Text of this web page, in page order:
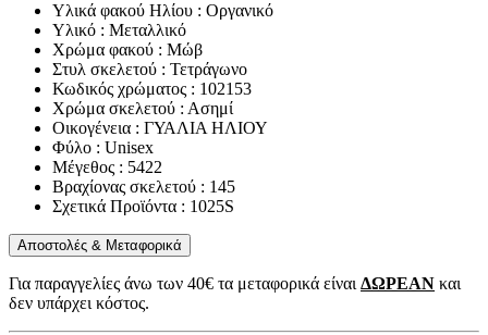
Υλικά φακού Ηλίου : Οργανικό
Υλικό : Μεταλλικό
Χρώμα φακού : Μώβ
Στυλ σκελετού : Τετράγωνο
Κωδικός χρώματος : 102153
Χρώμα σκελετού : Ασημί
Οικογένεια : ΓΥΑΛΙΑ ΗΛΙΟΥ
Φύλο : Unisex
Μέγεθος : 5422
Βραχίονας σκελετού : 145
Σχετικά Προϊόντα : 1025S
Αποστολές & Μεταφορικά
Για παραγγελίες άνω των 40€ τα μεταφορικά είναιΔΩΡΕΑΝ και
δεν υπάρχει κόστος.